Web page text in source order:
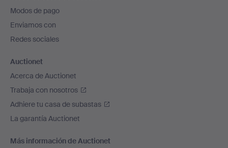
pie
de
página
Modos de pago
Enviamos con
Redes sociales
Auctionet
Acerca de Auctionet
Trabaja con nosotros
Adhiere tu casa de subastas
La garantía Auctionet
Más información de Auctionet